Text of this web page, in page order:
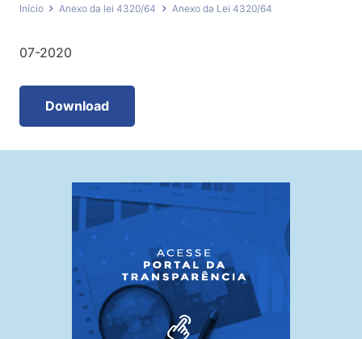
Início Anexo da lei 4320/64 Anexo da Lei 4320/64
07-2020
Download